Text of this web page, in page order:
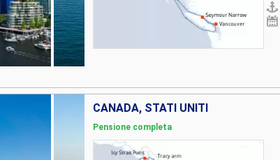
CANADA, STATI UNITI
Pensione completa